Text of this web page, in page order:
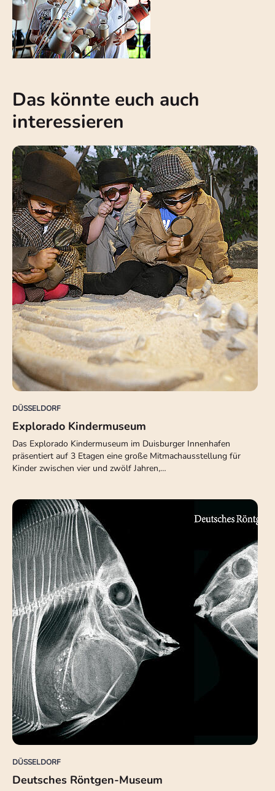
Das könnte euch auch
interessieren
DÜSSELDORF
Explorado Kindermuseum
Das Explorado Kindermuseum im Duisburger Innenhafen
präsentiert auf 3 Etagen eine große Mitmachausstellung für
Kinder zwischen vier und zwölf Jahren,…
DÜSSELDORF
Deutsches Röntgen-Museum